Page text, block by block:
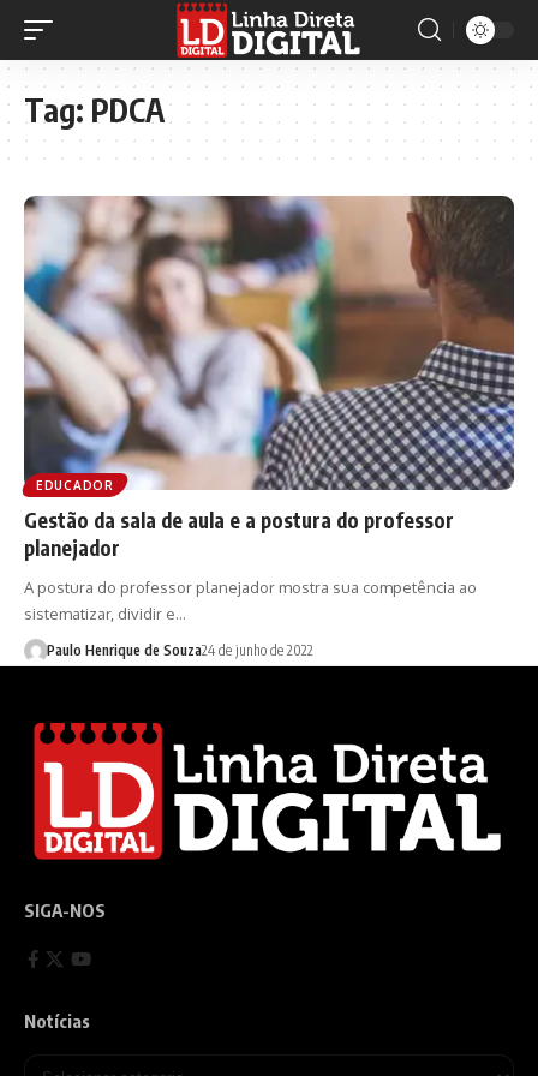
Tag: PDCA
EDUCADOR
Gestão da sala de aula e a postura do professor
planejador
A postura do professor planejador mostra sua competência ao
sistematizar, dividir e…
Paulo Henrique de Souza24 de junho de 2022
SIGA-NOS
Notícias